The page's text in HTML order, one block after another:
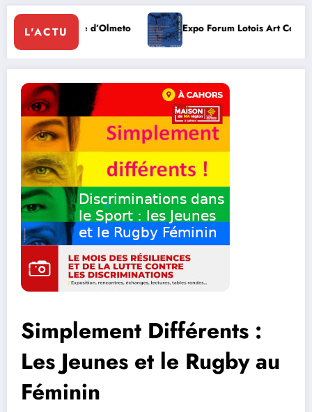
L'ACTU Expo Forum Lotois Art Contemporain 2026
Simplement Différents :
Les Jeunes et le Rugby au
Féminin